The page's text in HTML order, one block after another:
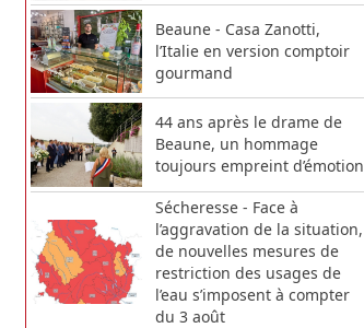
Beaune - Casa Zanotti,
l’Italie en version comptoir
gourmand
44 ans après le drame de
Beaune, un hommage
toujours empreint d’émotion
Sécheresse - Face à
l’aggravation de la situation,
de nouvelles mesures de
restriction des usages de
l’eau s’imposent à compter
du 3 août